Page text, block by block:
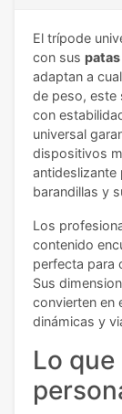
El trípode
con sus
adaptan a
de peso, este
con
universal
dispositivos
antideslizante
barandillas y
Los
contenido
perfecta para
Sus
convierten en
dinámicas y
Lo